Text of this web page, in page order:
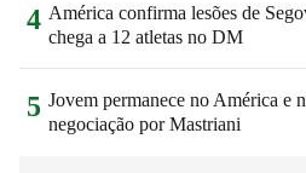
4 América confirma lesões de
chega a 12 atletas no DM
5 Jovem permanece no América e
negociação por Mastriani